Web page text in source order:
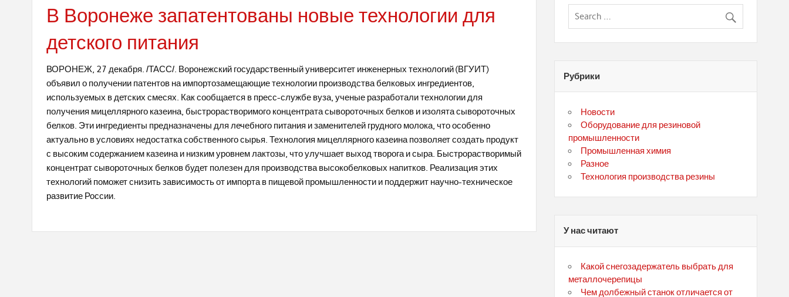
В Воронеже запатентованы новые технологии для
детского питания
ВОРОНЕЖ, 27 декабря. /ТАСС/. Воронежский государственный университет инженерных технологий (ВГУИТ)
объявил о получении патентов на импортозамещающие технологии производства белковых ингредиентов,
используемых в детских смесях. Как сообщается в пресс-службе вуза, ученые разработали технологии для
получения мицеллярного казеина, быстрорастворимого концентрата сывороточных белков и изолята сывороточных
белков. Эти ингредиенты предназначены для лечебного питания и заменителей грудного молока, что особенно
актуально в условиях недостатка собственного сырья. Технология мицеллярного казеина позволяет создать продукт
с высоким содержанием казеина и низким уровнем лактозы, что улучшает выход творога и сыра. Быстрорастворимый
концентрат сывороточных белков будет полезен для производства высокобелковых напитков. Реализация этих
технологий поможет снизить зависимость от импорта в пищевой промышленности и поддержит научно-техническое
развитие России.
Рубрики
Новости
Оборудование для резиновой
промышленности
Промышленная химия
Разное
Технология производства резины
У нас читают
Какой снегозадержатель выбрать для
металлочерепицы
Чем долбежный станок отличается от